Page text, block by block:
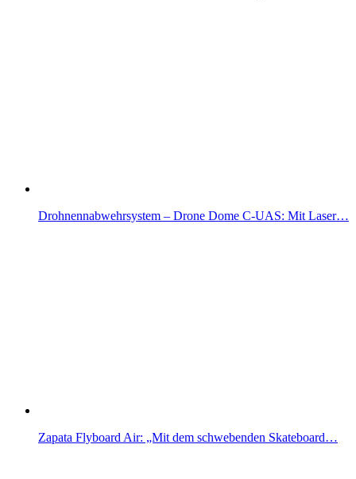
Drohnennabwehrsystem – Drone Dome C-UAS: Mit Laser…
Zapata Flyboard Air: „Mit dem schwebenden Skateboard…